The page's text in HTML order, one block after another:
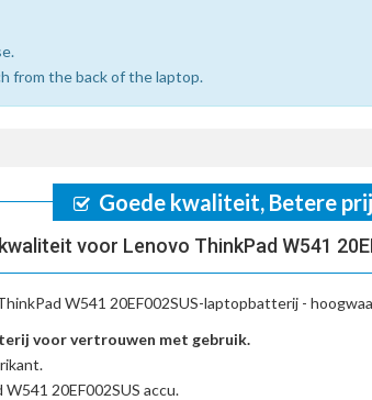
from the back of the laptop.
Goede kwaliteit, Betere
voor Lenovo ThinkPad W541
W541 20EF002SUS-laptopbatterij -
voor vertrouwen met gebruik.
20EF002SUS accu.